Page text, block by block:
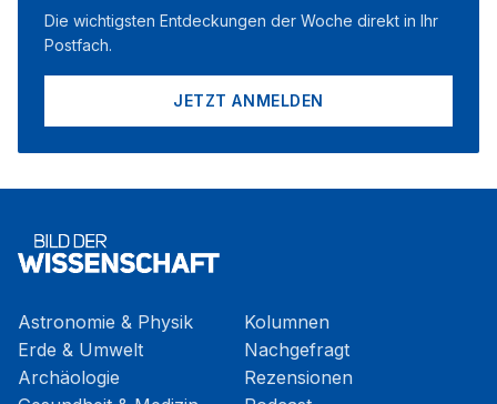
Die wichtigsten Entdeckungen der Woche direkt in Ihr
Postfach.
JETZT ANMELDEN
Astronomie & Physik
Erde & Umwelt
Archäologie
Kolumnen
Nachgefragt
Rezensionen